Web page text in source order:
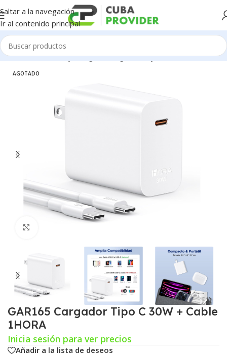
Saltar a la navegación
Ir al contenido principal
Inicio/Accesorios y Gadgets/Cargadores y cables
AGOTADO
GAR165 Cargador Tipo C 30W + Cable
1HORA
Inicia sesión para ver precios
Añadir a la lista de deseos